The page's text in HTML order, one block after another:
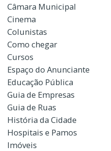
Câmara Municipal
Cinema
Colunistas
Como chegar
Cursos
Espaço do Anunciante
Educação Pública
Guia de Empresas
Guia de Ruas
História da Cidade
Hospitais e Pamos
Imóveis